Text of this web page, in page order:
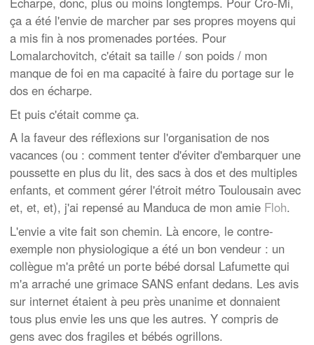
ça a été l'envie de marcher par ses propres moyens qui
a mis fin à nos promenades portées. Pour
Lomalarchovitch, c'était sa taille / son poids / mon
manque de foi en ma capacité à faire du portage sur le
dos en écharpe.
Et puis c'était comme ça.
A la faveur des réflexions sur l'organisation de nos
vacances (ou : comment tenter d'éviter d'embarquer une
poussette en plus du lit, des sacs à dos et des multiples
enfants, et comment gérer l'étroit métro Toulousain avec
et, et, et), j'ai repensé au Manduca de mon amie Floh.
L'envie a vite fait son chemin. Là encore, le contre-
exemple non physiologique a été un bon vendeur : un
collègue m'a prêté un porte bébé dorsal Lafumette qui
m'a arraché une grimace SANS enfant dedans. Les avis
sur internet étaient à peu près unanime et donnaient
tous plus envie les uns que les autres. Y compris de
gens avec dos fragiles et bébés ogrillons.